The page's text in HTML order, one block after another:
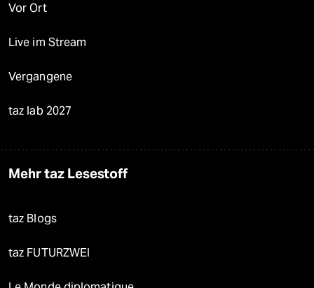
Vor Ort
Live im Stream
Vergangene
taz lab 2027
Mehr taz Lesestoff
taz Blogs
taz FUTURZWEI